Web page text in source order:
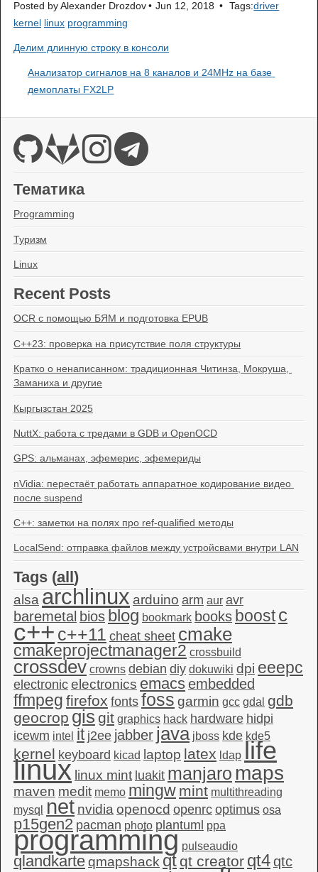
Posted by Alexander Drozdov Jun 12, 2018 Tags:driver
kernel
linux programming
Делим длинную строку в консоли
Анализатор сигналов на 8 каналов и 24MHz на базе
демоплаты FX2LP
Тематика
Programming
Туризм
Linux
Recent Posts
OCR с помощью БЯМ и подготовка EPUB
C++23: проверка на присутствие поля структуры
Кратко о ненаписанном: традиционная Читинза, Мокруша,
Заманиха и другие
Кыргызстан 2025
NuttX: работа с тредами в GDB и OpenOCD
GPS: альманах, эфемерис, эфемериды
nVidia: перестаёт работать аппаратное кодирование видео
после suspend
C++: заметки на полях про ref-qualified методы
LocalSend: отправка файлов между устройсвами внутри LAN
Tags (all )
alsa archlinux arduino arm aur avr
baremetal bios blog bookmark books boost c
c++c++11 cheat sheet cmake
cmakeprojectmanager2 crossbuild
crossdev crowns debian diy dokuwiki dpi eeepc
electronic electronics emacsembedded
ffmpeg firefox fonts foss garmin gcc gdal gdb
geocrop gis git graphics hack hardware hidpi
icewm intel it j2ee jabber java jboss kde kde5
kernel keyboard kicad laptop latex ldap life
linux linux mint luakit manjaro maps
maven medit memo mingw mint multithreading
mysql
net nvidia openocd openrc optimus osa
p15gen2 pacman photo plantuml ppa
programming pulseaudio
qlandkarteqmapshack qt qt creator qt4qtc